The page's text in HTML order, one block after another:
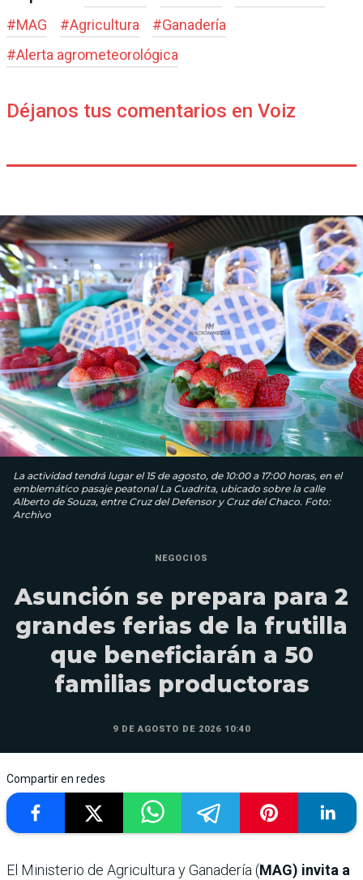
#MAG #Agricultura #Ganadería
#Alerta agrometeorológica
Déjanos tus comentarios en Voiz
La actividad tendrá lugar el 15 de agosto, de 10:00 a 17:00 horas, en el
emblemático pasaje peatonal La Cuadrita, ubicado sobre la calle
Alberto de Souza, entre Cruz del Defensor y Cruz del Chaco. Foto:
Archivo
NEGOCIOS
Asunción se prepara para 2
grandes ferias de la frutilla
que beneficiarán a 50
familias productoras
9 DE AGOSTO DE 2026 10:40
Compartir en redes
El Ministerio de Agricultura y Ganadería (MAG) invita a